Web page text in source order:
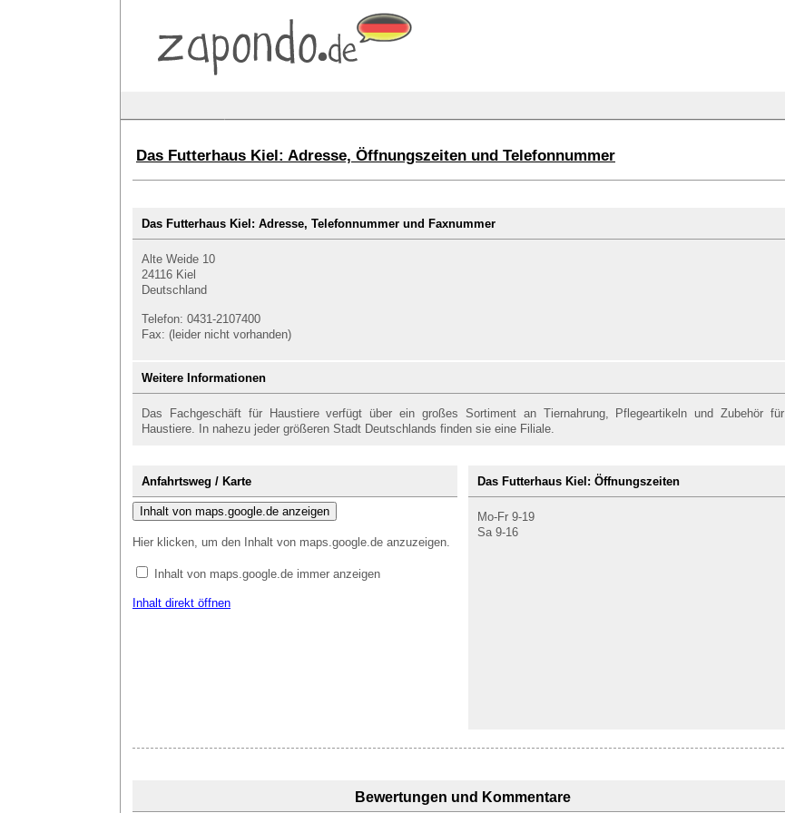
Das Futterhaus Kiel: Adresse, Öffnungszeiten und Telefonnummer
Das Futterhaus Kiel: Adresse, Telefonnummer und Faxnummer
Alte Weide 10
24116 Kiel
Deutschland
Telefon: 0431-2107400
Fax: (leider nicht vorhanden)
Weitere Informationen
Das Fachgeschäft für Haustiere verfügt über ein großes Sortiment an Tiernahrung, Pflegeartikeln und Zubehör für
Haustiere. In nahezu jeder größeren Stadt Deutschlands finden sie eine Filiale.
Anfahrtsweg / Karte
Inhalt von maps.google.de anzeigen
Hier klicken, um den Inhalt von maps.google.de anzuzeigen.
Inhalt von maps.google.de immer anzeigen
Inhalt direkt öffnen
Das Futterhaus Kiel: Öffnungszeiten
Mo-Fr 9-19
Sa 9-16
Bewertungen und Kommentare